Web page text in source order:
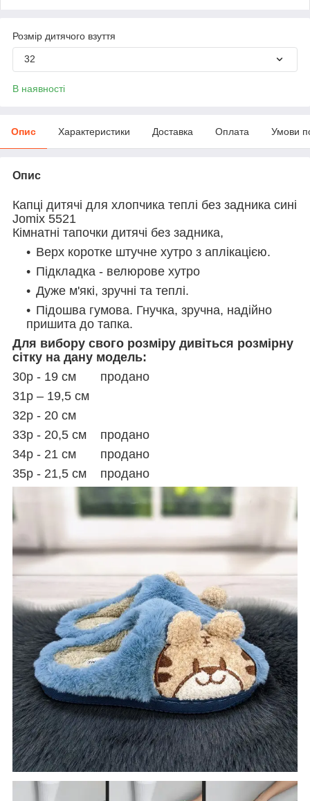
Розмір дитячого взуття
32
В наявності
Опис Характеристики Доставка Оплата Умови
Опис
Капці дитячі для хлопчика теплі без задника сині
Jomix 5521
Кімнатні тапочки дитячі без задника,
Верх коротке штучне хутро з аплікацією.
Підкладка - велюрове хутро
Дуже м'які, зручні та теплі.
Підошва гумова. Гнучка, зручна, надійно
пришита до тапка.
Для вибору свого розміру дивіться розмірну
сітку на дану модель:
30р - 19 см продано
31р – 19,5 см
32р - 20 см
33р - 20,5 см продано
34р - 21 см продано
35р - 21,5 см продано